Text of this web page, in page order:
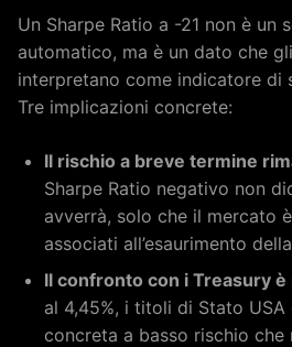
Un Sharpe Ratio a -21 non è un
automatico, ma è un dato che
interpretano come indicatore di
Tre implicazioni concrete:
Il rischio a breve termine
Sharpe Ratio negativo non
avverrà, solo che il mercato
associati all’esaurimento
Il confronto con i Treasury è
al 4,45%, i titoli di Stato USA
concreta a basso rischio che